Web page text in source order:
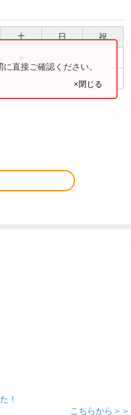
土 日 祝
直接ご確認ください。
×閉じる
！
こちらから＞＞